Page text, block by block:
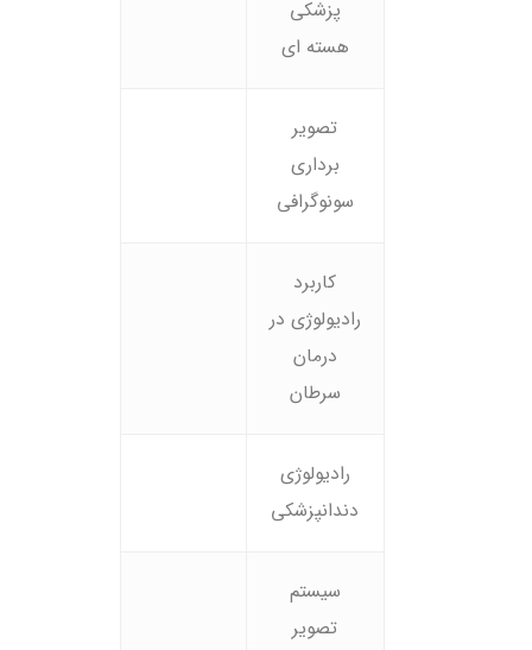
پزشکی
هسته ای
تصویر
برداری
سونوگرافی
کاربرد
رادیولوژی در
درمان
سرطان
رادیولوژی
دندانپزشکی
سیستم
تصویر